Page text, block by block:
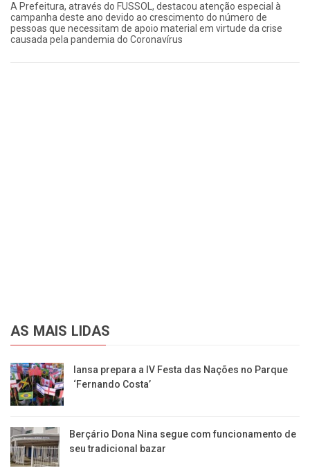
A Prefeitura, através do FUSSOL, destacou atenção especial à
campanha deste ano devido ao crescimento do número de
pessoas que necessitam de apoio material em virtude da crise
causada pela pandemia do Coronavírus
AS MAIS LIDAS
Iansa prepara a IV Festa das Nações no Parque
‘Fernando Costa’
Berçário Dona Nina segue com funcionamento de
seu tradicional bazar